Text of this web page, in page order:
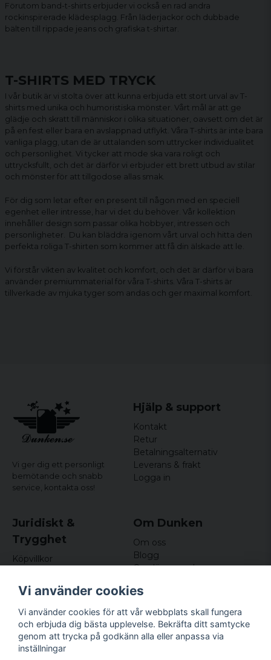
Förutom band-t-shirts erbjuder vi också en rad andra
rockinspirerade klädesplagg. Från läderjackor och dubbade
bälten till rippade jeans och grafiska t-shirtar.
T-SHIRTS MED TRYCK
I vår butik är vi stolta över att kunna erbjuda ett stort urval av T-
shirts med unika och humoristiska mönster. Vårt mål är att ge
glädje och skratt till människor i olika situationer, oavsett om det är
på en fest eller bara en avslappnad utflykt. Våra T-shirts är inte bara
vanliga plagg, utan de är uttalanden som uttrycker individualitet
och personlighet. Vi tycker att mode ska vara roligt och
uttrycksfullt, och det är därför vi erbjuder ett brett utbud av stilar
och mönster för att tillgodose allas smak.
För dig som letar efter en present till någon med en speciell
egenhet eller intresse, har vi det du behöver. Vår kollektion
innehåller design som passar olika hobbyer, intressen och
personligheter. Du kan bläddra igenom vårt urval och hitta den
perfekta roliga T-shirten som kommer att få din älskade att le.
Vi förstår vikten av kvalitet och komfort, och det är därför vi bara
använder premiummaterial för våra T-shirts. Våra T-shirts är
tillverkade av mjuka tyger som andas och ger maximal komfort.
Vi ger dig ett personligt
bemötande och snabb
service, kontakta oss!
Hjälp & support
Kontakt
Retur
Betalningsalternativ
Leverans & frakt
Logga in
Juridiskt &
Trygghet
Köpvillkor
Om cookies
Om Dunken
Om oss
Blogg
Omdömen och
Nyhetsbrev
Kundklubb
Företagsuppgifter
Odd Sailor AB
Hamnplan 8, 29495
Vi använder cookies
Vi använder cookies för att vår webbplats skall fungera
och erbjuda dig bästa upplevelse. Bekräfta ditt samtycke
genom att trycka på godkänn alla eller anpassa via
inställningar